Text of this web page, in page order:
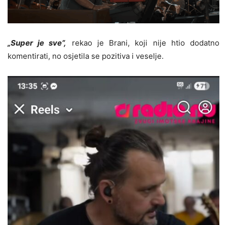
„Super je sve”,
rekao je Brani, koji nije htio dodatno
komentirati, no osjetila se pozitiva i veselje.